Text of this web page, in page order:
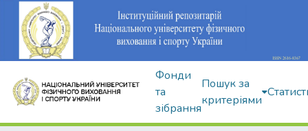
Фонди
та
зібрання
Пошук за
критеріями